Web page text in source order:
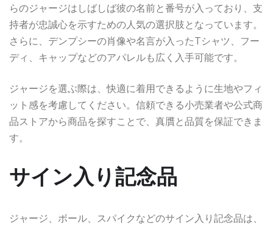
らのジャージはしばしば彼の名前と番号が入っており、支
持者が忠誠心を示すための人気の選択肢となっています。
さらに、デンプシーの肖像や名言が入ったTシャツ、フー
ディ、キャップなどのアパレルも広く入手可能です。
ジャージを選ぶ際は、快適に着用できるように生地やフィ
ット感を考慮してください。信頼できる小売業者や公式商
品ストアから商品を探すことで、真贋と品質を保証できま
す。
サイン入り記念品
ジャージ、ボール、スパイクなどのサイン入り記念品は、